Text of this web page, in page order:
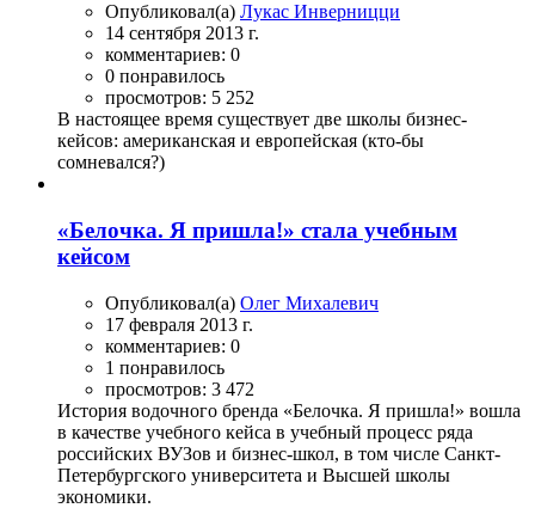
Опубликовал(а) Лукас Инверницци
14 сентября 2013 г.
комментариев: 0
0 понравилось
просмотров: 5 252
В настоящее время существует две школы бизнес-
кейсов: американская и европейская (кто-бы
сомневался?)
«Белочка. Я пришла!» стала учебным
кейсом
Опубликовал(а) Олег Михалевич
17 февраля 2013 г.
комментариев: 0
1 понравилось
просмотров: 3 472
История водочного бренда «Белочка. Я пришла!» вошла
в качестве учебного кейса в учебный процесс ряда
российских ВУЗов и бизнес-школ, в том числе Санкт-
Петербургского университета и Высшей школы
экономики.